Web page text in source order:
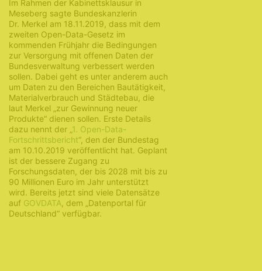
Im Rahmen der Kabinettsklausur in
Meseberg sagte Bundeskanzlerin
Dr. Merkel am 18.11.2019, dass mit dem
zweiten Open-Data-Gesetz im
kommenden Frühjahr die Bedingungen
zur Versorgung mit offenen Daten der
Bundesverwaltung verbessert werden
sollen. Dabei geht es unter anderem auch
um Daten zu den Bereichen Bautätigkeit,
Materialverbrauch und Städtebau, die
laut Merkel „zur Gewinnung neuer
Produkte“ dienen sollen. Erste Details
dazu nennt der „ 1. Open-Data-
Fortschrittsbericht“, den der Bundestag
am 10.10.2019 veröffentlicht hat. Geplant
ist der bessere Zugang zu
Forschungsdaten, der bis 2028 mit bis zu
90 Millionen Euro im Jahr unterstützt
wird. Bereits jetzt sind viele Datensätze
auf GOVDATA , dem „Datenportal für
Deutschland“ verfügbar.